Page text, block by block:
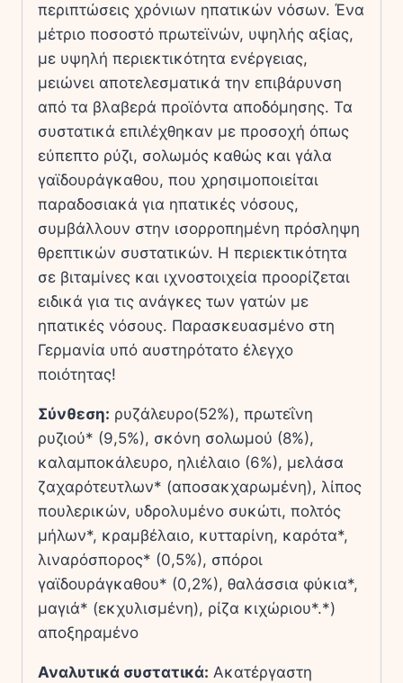
περιπτώσεις χρόνιων ηπατικών νόσων. Ένα
μέτριο ποσοστό πρωτεϊνών, υψηλής αξίας,
με υψηλή περιεκτικότητα ενέργειας,
μειώνει αποτελεσματικά την επιβάρυνση
από τα βλαβερά προϊόντα αποδόμησης. Τα
συστατικά επιλέχθηκαν με προσοχή όπως
εύπεπτο ρύζι, σολωμός καθώς και γάλα
γαϊδουράγκαθου, που χρησιμοποιείται
παραδοσιακά για ηπατικές νόσους,
συμβάλλουν στην ισορροπημένη πρόσληψη
θρεπτικών συστατικών. H περιεκτικότητα
σε βιταμίνες και ιχνοστοιχεία προορίζεται
ειδικά για τις ανάγκες των γατών με
ηπατικές νόσους. Παρασκευασμένο στη
Γερμανία υπό αυστηρότατο έλεγχο
ποιότητας!
Σύνθεση: ρυζάλευρο(52%), πρωτεΐνη
ρυζιού* (9,5%), σκόνη σολωμού (8%),
καλαμποκάλευρο, ηλιέλαιο (6%), μελάσα
ζαχαρότευτλων* (αποσακχαρωμένη), λίπος
πουλερικών, υδρολυμένο συκώτι, πολτός
μήλων*, κραμβέλαιο, κυτταρίνη, καρότα*,
λιναρόσπορος* (0,5%), σπόροι
γαϊδουράγκαθου* (0,2%), θαλάσσια φύκια*,
μαγιά* (εκχυλισμένη), ρίζα κιχώριου*.*)
αποξηραμένο
Αναλυτικά συστατικά: Ακατέργαστη